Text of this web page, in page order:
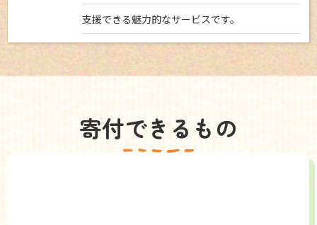
支援できる魅力的なサービスです。
寄付できるもの